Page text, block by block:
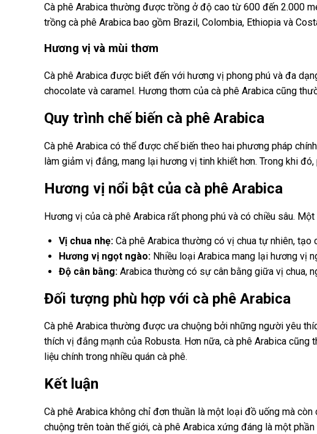
Cà phê Arabica thường được trồng ở độ cao từ 600 đến 2.000
trồng cà phê Arabica bao gồm Brazil, Colombia, Ethiopia và
Hương vị và mùi thơm
Cà phê Arabica được biết đến với hương vị phong phú và đa
chocolate và caramel. Hương thơm của cà phê Arabica cũng
Quy trình chế biến cà phê Arabica
Cà phê Arabica có thể được chế biến theo hai phương pháp
làm giảm vị đắng, mang lại hương vị tinh khiết hơn. Trong khi
Hương vị nổi bật của cà phê Arabica
Hương vị của cà phê Arabica rất phong phú và có chiều sâu.
Vị chua nhẹ: Cà phê Arabica thường có vị chua tự nhiên, tạo
Hương vị ngọt ngào: Nhiều loại Arabica mang lại hương vị
Độ cân bằng: Arabica thường có sự cân bằng giữa vị chua,
Đối tượng phù hợp với cà phê Arabica
Cà phê Arabica thường được ưa chuộng bởi những người yêu
thích vị đắng mạnh của Robusta. Hơn nữa, cà phê Arabica
liệu chính trong nhiều quán cà phê.
Kết luận
Cà phê Arabica không chỉ đơn thuần là một loại đồ uống mà
chuộng trên toàn thế giới, cà phê Arabica xứng đáng là một